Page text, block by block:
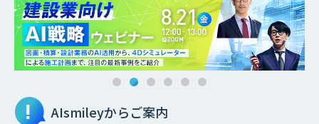
AIsmileyからご案内